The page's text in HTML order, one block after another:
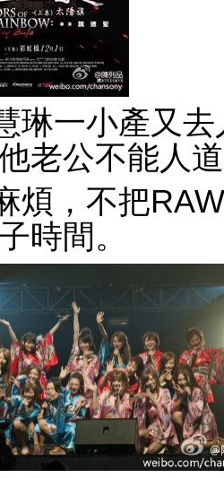
琳一小產又
老公不能人
煩，不把
時間。